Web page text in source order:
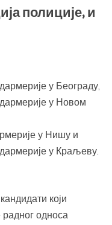
полиције, и
у Београду,
у Новом
у Нишу и
у Краљеву.
који
односа